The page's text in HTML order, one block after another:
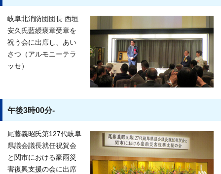
岐阜北消防団団長 西垣
安久氏藍綬褒章受章を
祝う会に出席し、あい
さつ（アルモニーテラ
ッセ）
午後3時00分-
尾藤義昭氏第127代岐阜
県議会議長就任祝賀会
と関市における豪雨災
害復興支援の会に出席